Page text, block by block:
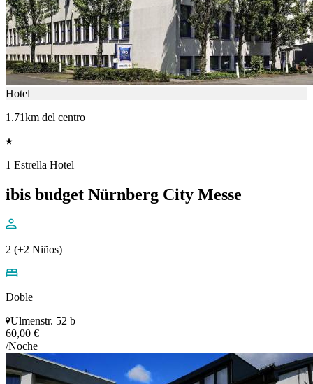
Hotel
1.71km del centro
1 Estrella Hotel
ibis budget Nürnberg City Messe
2 (+2 Niños)
Doble
Ulmenstr. 52 b
60,00 €
/Noche